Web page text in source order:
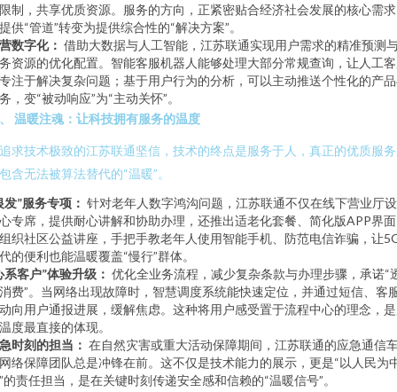
制，共享优质资源。服务的方向，正紧密贴合经济社会发展的核心需
供“管道”转变为提供综合性的“解决方案”。
数字化： 借助大数据与人工智能，江苏联通实现用户需求的精准预测
资源的优化配置。智能客服机器人能够处理大部分常规查询，让人工
注于解决复杂问题；基于用户行为的分析，可以主动推送个性化的产
，变“被动响应”为“主动关怀”。
温暖注魂：让科技拥有服务的温度
求技术极致的江苏联通坚信，技术的终点是服务于人，真正的优质服
含无法被算法替代的“温暖”。
发”服务专项： 针对老年人数字鸿沟问题，江苏联通不仅在线下营业厅
专席，提供耐心讲解和协助办理，还推出适老化套餐、简化版APP界
织社区公益讲座，手把手教老年人使用智能手机、防范电信诈骗，让
的便利也能温暖覆盖“慢行”群体。
系客户”体验升级： 优化全业务流程，减少复杂条款与办理步骤，承诺“
费”。当网络出现故障时，智慧调度系统能快速定位，并通过短信、客
向用户通报进展，缓解焦虑。这种将用户感受置于流程中心的理念，
度最直接的体现。
时刻的担当： 在自然灾害或重大活动保障期间，江苏联通的应急通信
络保障团队总是冲锋在前。这不仅是技术能力的展示，更是“以人民为
的责任担当，是在关键时刻传递安全感和信赖的“温暖信号”。